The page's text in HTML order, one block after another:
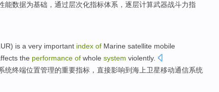
能数据为基础， 通过层次化指标体系 ， 逐层计算武器战斗力指
is a very important index of Marine satellite mobile
the performance of whole system violently.
统终端位置管理的重要指标 ， 直接影响到海上卫星移动通信系统